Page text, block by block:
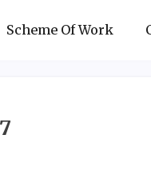
Scheme Of Work